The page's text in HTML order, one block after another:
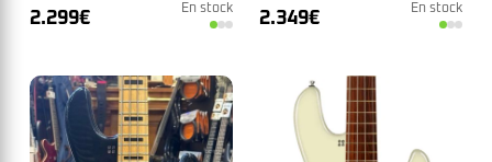
Birdeye Maple N°46493
2.299€ En stock 2.349€ En stock